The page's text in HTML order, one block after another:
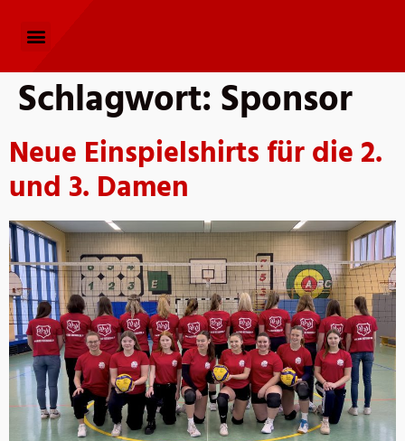
Schlagwort:Sponsor
Neue Einspielshirts für die 2.
und 3. Damen